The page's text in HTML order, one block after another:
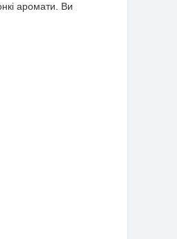
аромати. Ви